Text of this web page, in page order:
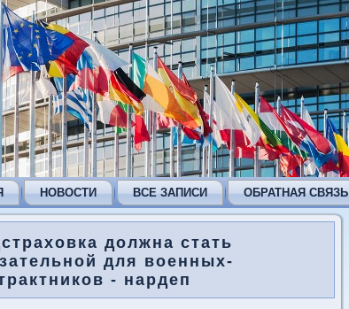
НОВОСТИ ВСЕ ЗАПИСИ ОБРАТНАЯ СВЯЗЬ
должна стать
для военных-
- нардеп